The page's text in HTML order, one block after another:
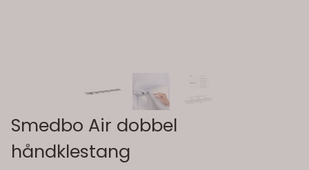
Smedbo Air dobbel
håndklestang